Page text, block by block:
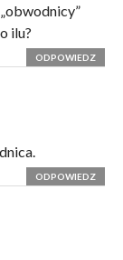
ilu?
ODPOWIEDZ
ODPOWIEDZ